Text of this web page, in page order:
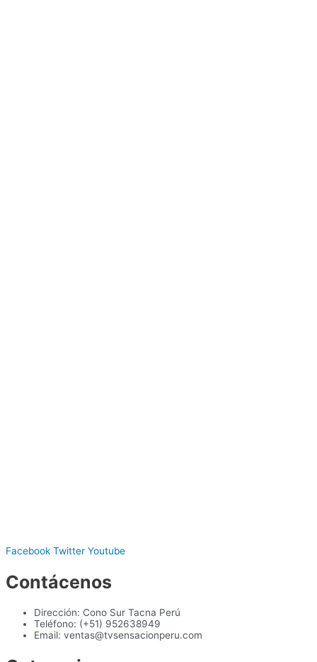
Facebook Twitter Youtube
Contácenos
Dirección: Cono Sur Tacna Perú
Teléfono: (+51) 952638949
Email: ventas@tvsensacionperu.com